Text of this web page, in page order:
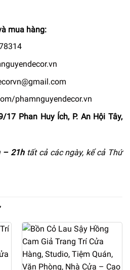
mua hàng:
phamnguyendecor.vn
Phan Huy Ích, P. An Hội Tây,
– 21h tất cả các ngày, kể cả Thứ